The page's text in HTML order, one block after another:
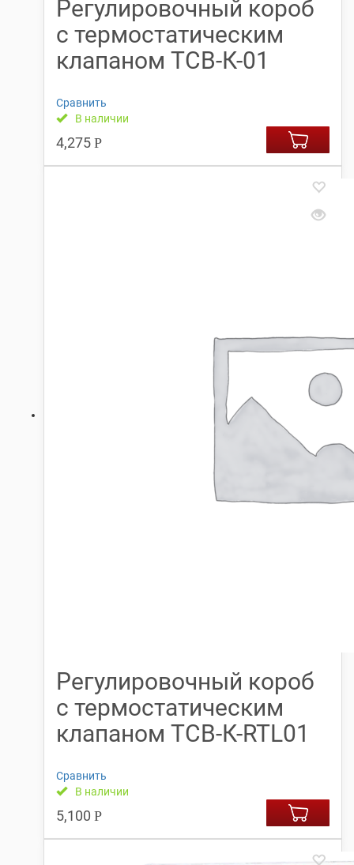
Регулировочный короб
с термостатическим
клапаном TCB-К-01
Сравнить
В наличии
4,275 Р
Регулировочный короб
с термостатическим
клапаном TCB-К-RTL01
Сравнить
В наличии
5,100 Р